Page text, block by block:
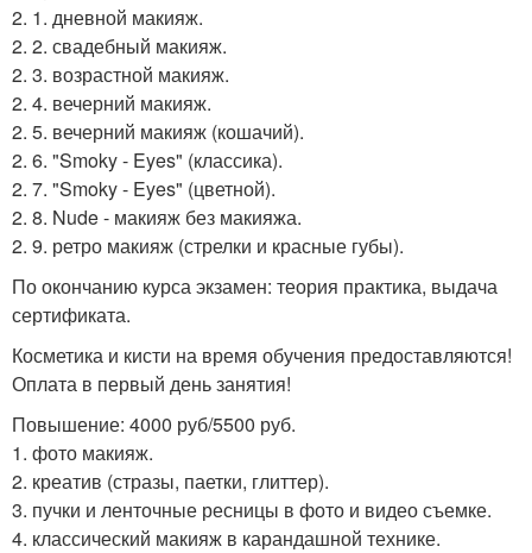
2. 1. дневной макияж.
2. 2. свадебный макияж.
2. 3. возрастной макияж.
2. 4. вечерний макияж.
2. 5. вечерний макияж (кошачий).
2. 6. "Smoky - Eyes" (классика).
2. 7. "Smoky - Eyes" (цветной).
2. 8. Nude - макияж без макияжа.
2. 9. ретро макияж (стрелки и красные губы).
По окончанию курса экзамен: теория практика, выдача
сертификата.
Косметика и кисти на время обучения предоставляются!
Оплата в первый день занятия!
Повышение: 4000 руб/5500 руб.
1. фото макияж.
2. креатив (стразы, паетки, глиттер).
3. пучки и ленточные ресницы в фото и видео съемке.
4. классический макияж в карандашной технике.